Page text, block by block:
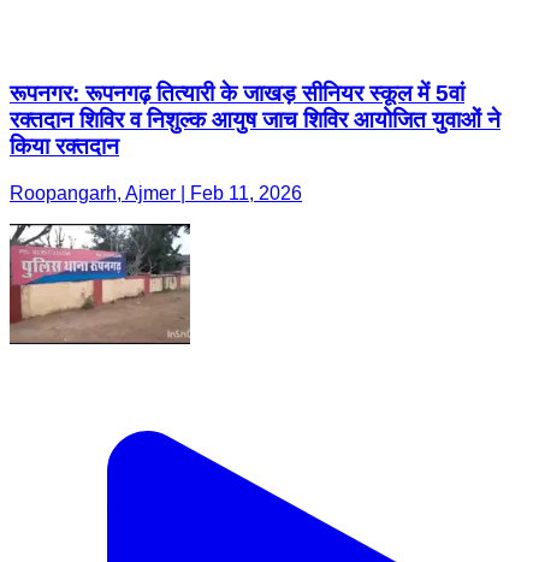
रूपनगर: रूपनगढ़ तित्यारी के जाखड़ सीनियर स्कूल में 5वां
रक्तदान शिविर व निशुल्क आयुष जाच शिविर आयोजित युवाओं ने
किया रक्तदान
Roopangarh, Ajmer | Feb 11, 2026